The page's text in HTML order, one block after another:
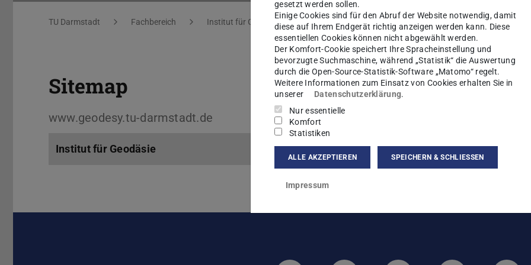
Sie befinden sich hier:
TU Darmstadt Fachbereich Institut für Geodäsie Sitemap
Sitemap
www.geodesy.tu-darmstadt.de
Institut für Geodäsie
gesetzt werden sollen.
Einige Cookies sind für den Abruf der Website notwendig, damit
diese auf Ihrem Endgerät richtig anzeigen werden kann. Diese
essentiellen Cookies können nicht abgewählt werden.
Der Komfort-Cookie speichert Ihre Spracheinstellung und
bevorzugte Suchmaschine, während „Statistik“ die Auswertung
durch die Open-Source-Statistik-Software „Matomo“ regelt.
Weitere Informationen zum Einsatz von Cookies erhalten Sie in
unserer
Datenschutzerklärung.
Nur essentielle
Komfort
Statistiken
ALLE AKZEPTIEREN SPEICHERN & SCHLIESSEN
Impressum